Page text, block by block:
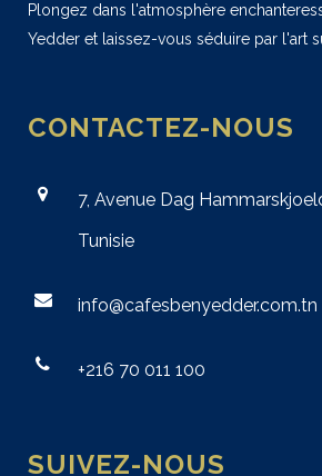
Plongez dans l'atmosphère
Yedder et laissez-vous séduire par l'art
CONTACTEZ-NOUS
7, Avenue Dag
Tunisie
info@cafesbenyedder.com.tn
+216 70 011 100
SUIVEZ-NOUS